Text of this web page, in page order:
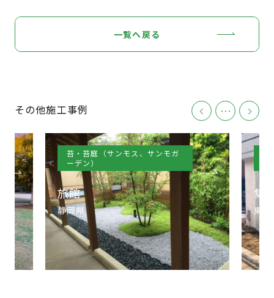
一覧へ戻る
その他施工事例 ･･･
苔・苔庭（サンモス、サンモガ
ーデン）
旅館
静岡県
集
東